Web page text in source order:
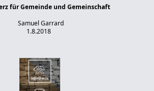
für Gemeinde und Gemeinschaft
Samuel Garrard
1.8.2018